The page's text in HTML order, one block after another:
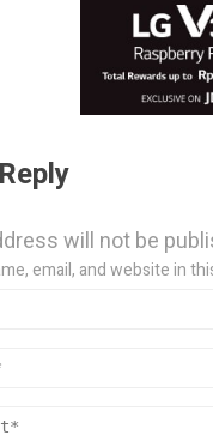
will not be
email, and website in